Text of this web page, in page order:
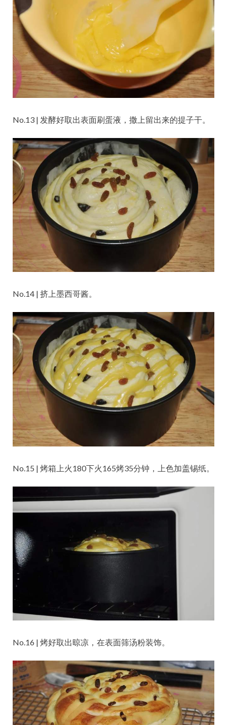
No.13 | 发酵好取出表面刷蛋液，撒上留出来的提子干。
No.14 | 挤上墨西哥酱。
No.15 | 烤箱上火180下火165烤35分钟，上色加盖锡纸。
No.16 | 烤好取出晾凉，在表面筛汤粉装饰。